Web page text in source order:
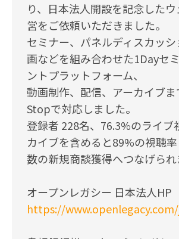
り、日本法人開設を記念した
営をご依頼いただきました。
セミナー、パネルディスカッ
画などを組み合わせた1Dayセ
ントプラットフォーム、
動画制作、配信、アーカイブ
Stopで対応しました。
登録者 228名、76.3%のライブ
カイブを含めると89%の視聴
数の新規商談獲得へつなげられ
オープンレガシー 日本法人HP
https://